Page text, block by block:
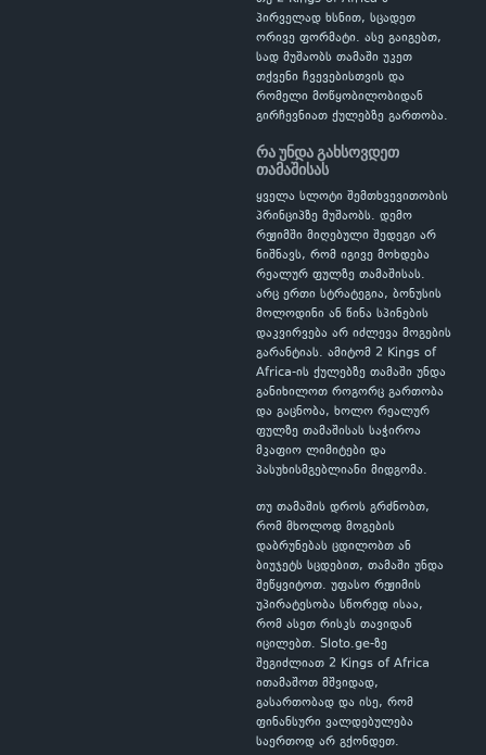
პირველად ხსნით, სცადეთ
ორივე ფორმატი. ასე გაიგებთ,
სად მუშაობს თამაში უკეთ
თქვენი ჩვევებისთვის და
რომელი მოწყობილობიდან
გირჩევნიათ ქულებზე გართობა.
რა უნდა გახსოვდეთ
თამაშისას
ყველა სლოტი შემთხვევითობის
პრინციპზე მუშაობს. დემო
რეჟიმში მიღებული შედეგი არ
ნიშნავს, რომ იგივე მოხდება
რეალურ ფულზე თამაშისას.
არც ერთი სტრატეგია, ბონუსის
მოლოდინი ან წინა სპინების
დაკვირვება არ იძლევა მოგების
გარანტიას. ამიტომ 2 Kings of
Africa-ის ქულებზე თამაში უნდა
განიხილოთ როგორც გართობა
და გაცნობა, ხოლო რეალურ
ფულზე თამაშისას საჭიროა
მკაფიო ლიმიტები და
პასუხისმგებლიანი მიდგომა.
თუ თამაშის დროს გრძნობთ,
რომ მხოლოდ მოგების
დაბრუნებას ცდილობთ ან
ბიუჯეტს სცდებით, თამაში უნდა
შეწყვიტოთ. უფასო რეჟიმის
უპირატესობა სწორედ ისაა,
რომ ასეთ რისკს თავიდან
იცილებთ. Sloto.ge-ზე
შეგიძლიათ 2 Kings of Africa
ითამაშოთ მშვიდად,
გასართობად და ისე, რომ
ფინანსური ვალდებულება
საერთოდ არ გქონდეთ.